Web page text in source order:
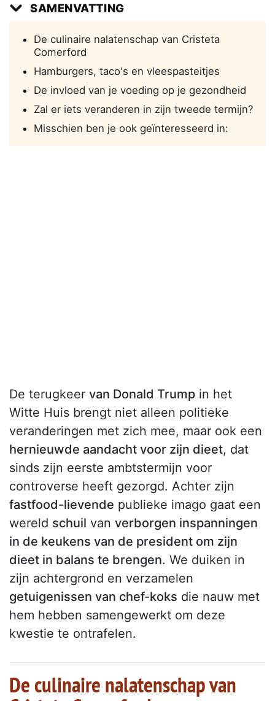
SAMENVATTING
De culinaire nalatenschap van Cristeta
Comerford
Hamburgers, taco's en vleespasteitjes
De invloed van je voeding op je gezondheid
Zal er iets veranderen in zijn tweede termijn?
Misschien ben je ook geïnteresseerd in:
De terugkeer van Donald Trump in het
Witte Huis brengt niet alleen politieke
veranderingen met zich mee, maar ook een
hernieuwde aandacht voor zijn dieet, dat
sinds zijn eerste ambtstermijn voor
controverse heeft gezorgd. Achter zijn
fastfood-lievende publieke imago gaat een
wereld schuil van verborgen inspanningen
in de keukens van de president om zijn
dieet in balans te brengen. We duiken in
zijn achtergrond en verzamelen
getuigenissen van chef-koks die nauw met
hem hebben samengewerkt om deze
kwestie te ontrafelen.
De culinaire nalatenschap van